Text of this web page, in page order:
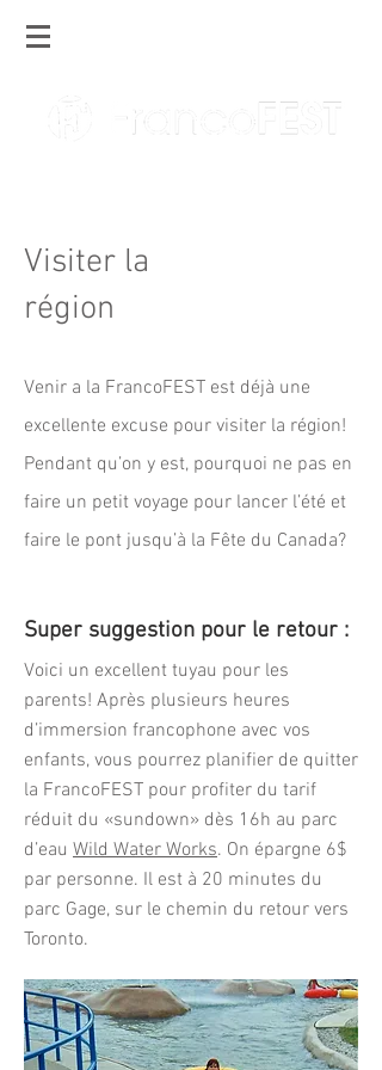
Visiter la
région
Venir a la FrancoFEST est déjà une
excellente excuse pour visiter la région!
Pendant qu’on y est, pourquoi ne pas en
faire un petit voyage pour lancer l’été et
faire le pont jusqu’à la Fête du Canada?
Super suggestion pour le retour :
Voici un excellent tuyau pour les
parents! Après plusieurs heures
d’immersion francophone avec vos
enfants, vous pourrez planifier de quitter
la FrancoFEST pour profiter du tarif
réduit du «sundown» dès 16h au parc
d’eau Wild Water Works. On épargne 6$
par personne. Il est à 20 minutes du
parc Gage, sur le chemin du retour vers
Toronto.